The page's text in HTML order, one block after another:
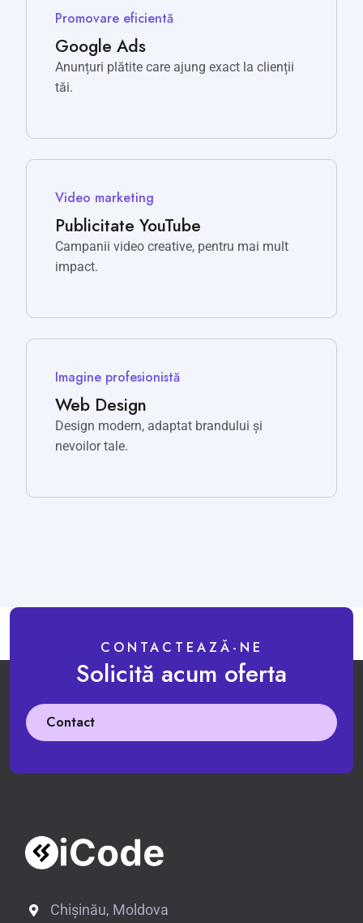
Promovare eficientă
Google Ads
Anunțuri plătite care ajung exact la clienții
tăi.
Video marketing
Publicitate YouTube
Campanii video creative, pentru mai mult
impact.
Imagine profesionistă
Web Design
Design modern, adaptat brandului și
nevoilor tale.
CONTACTEAZĂ-NE
Solicită acum oferta
Contact
Chișinău, Moldova